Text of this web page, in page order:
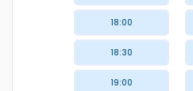
18:00
18:30
19:00